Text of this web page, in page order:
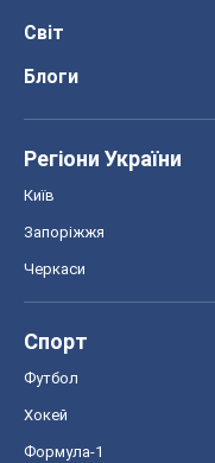
Світ
Блоги
Регіони України
Київ
Запоріжжя
Черкаси
Спорт
Футбол
Хокей
Формула-1